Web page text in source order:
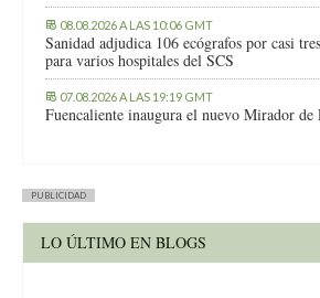
08.08.2026 A LAS 10:06 GMT
Sanidad adjudica 106 ecógrafos por casi
para varios hospitales del SCS
07.08.2026 A LAS 19:19 GMT
Fuencaliente inaugura el nuevo Mirador de
PUBLICIDAD
LO ÚLTIMO EN BLOGS